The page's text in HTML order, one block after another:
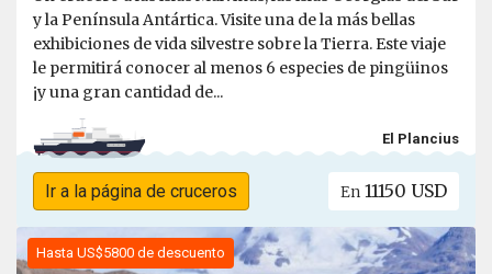
y la Península Antártica. Visite una de la más bellas
exhibiciones de vida silvestre sobre la Tierra. Este viaje
le permitirá conocer al menos 6 especies de pingüinos
¡y una gran cantidad de...
El Plancius
Ir a la página de cruceros En 11150 USD
Hasta US$5800 de descuento